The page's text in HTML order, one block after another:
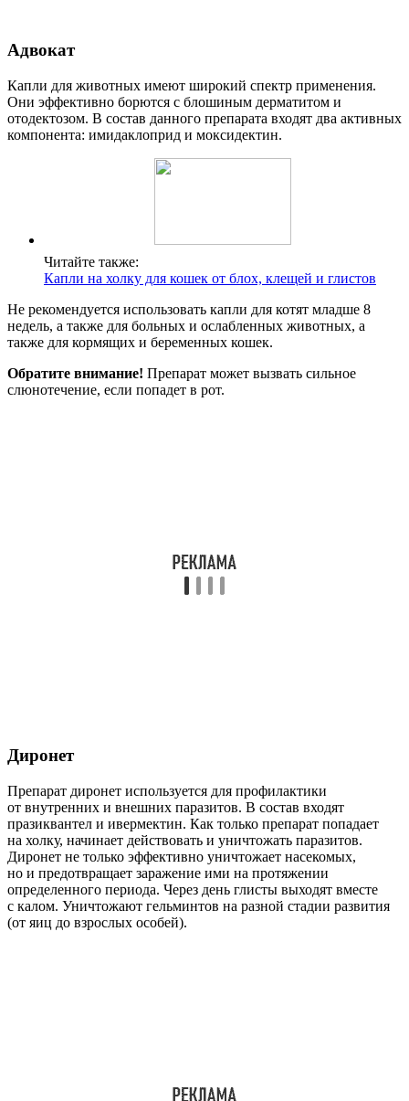
Адвокат
Капли для животных имеют широкий спектр применения.
Они эффективно борются с блошиным дерматитом и
отодектозом. В состав данного препарата входят два активных
компонента: имидаклоприд и моксидектин.
Читайте также:
Капли на холку для кошек от блох, клещей и глистов
Не рекомендуется использовать капли для котят младше 8
недель, а также для больных и ослабленных животных, а
также для кормящих и беременных кошек.
Обратите внимание! Препарат может вызвать сильное
слюнотечение, если попадет в рот.
Диронет
Препарат диронет используется для профилактики
от внутренних и внешних паразитов. В состав входят
празиквантел и ивермектин. Как только препарат попадает
на холку, начинает действовать и уничтожать паразитов.
Диронет не только эффективно уничтожает насекомых,
но и предотвращает заражение ими на протяжении
определенного периода. Через день глисты выходят вместе
с калом. Уничтожают гельминтов на разной стадии развития
(от яиц до взрослых особей).